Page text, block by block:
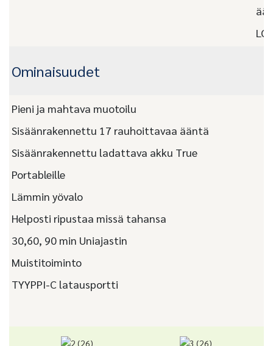
Ominaisuudet
Pieni ja mahtava muotoilu
Sisäänrakennettu 17 rauhoittavaa ääntä
Sisäänrakennettu ladattava akku True
Portableille
Lämmin yövalo
Helposti ripustaa missä tahansa
30,60, 90 min Uniajastin
Muistitoiminto
TYYPPI-C latausportti